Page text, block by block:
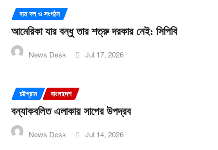
বাম দল ও সংগঠন
আমেরিকা যার বন্ধু তার শত্রু দরকার নেই: সিপিবি
News Desk Jul 17, 2026
চট্টগ্রাম বাংলাদেশ
বন্যাকবলিত এলাকায় সাপের উপদ্রব
News Desk Jul 14, 2026